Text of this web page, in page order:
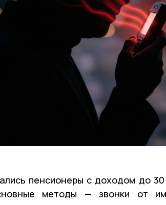
пенсионеры с доходом до
методы — звонки от